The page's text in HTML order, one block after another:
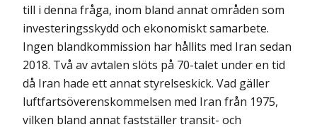
till i denna fråga, inom bland annat områden som
investeringsskydd och ekonomiskt samarbete.
Ingen blandkommission har hållits med Iran sedan
2018. Två av avtalen slöts på 70-talet under en tid
då Iran hade ett annat styrelseskick. Vad gäller
luftfartsöverenskommelsen med Iran från 1975,
vilken bland annat fastställer transit- och